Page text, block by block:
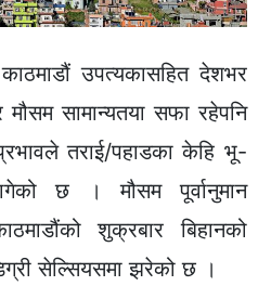
उपत्यकासहित देशभर
सामान्यतया सफा रहेपनि
तराई/पहाडका केहि भू-
छ । मौसम पूर्वानुमान
शुक्रबार बिहानको
सेल्सियसमा झरेको छ ।